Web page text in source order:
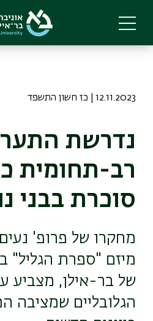
main
12.11.2023 | כז חשון התשפד
נדרשת
רב-תחומית
סוכרת בבני
מחקרו של פרופ'
מיזם "ספרת הגליל"
של בר-אילן, מצביע
הגלובליים שמציבה